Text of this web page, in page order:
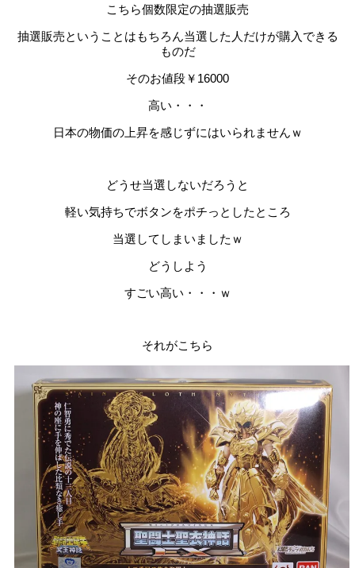
こちら個数限定の抽選販売
抽選販売ということはもちろん当選した人だけが購入できる
ものだ
そのお値段￥16000
高い・・・
日本の物価の上昇を感じずにはいられませんｗ
どうせ当選しないだろうと
軽い気持ちでボタンをポチっとしたところ
当選してしまいましたｗ
どうしよう
すごい高い・・・ｗ
それがこちら